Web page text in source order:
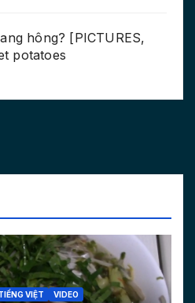
hông? [PICTURES,
potatoes
VIỆT VIDEO